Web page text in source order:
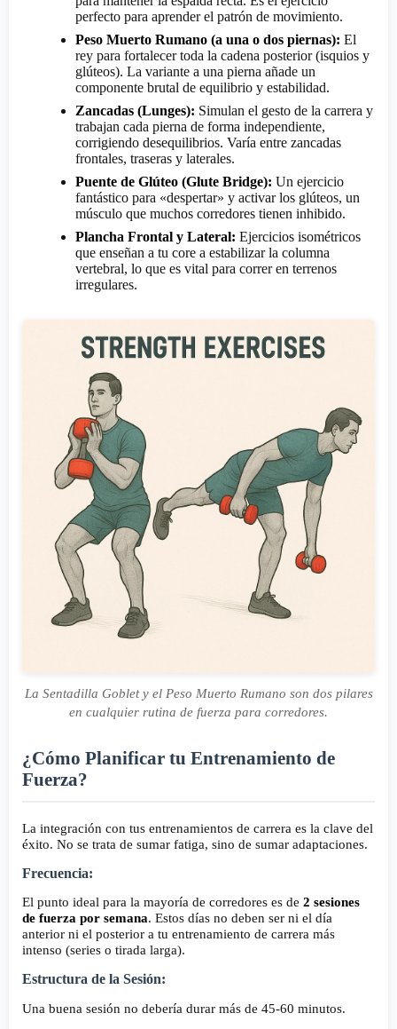
perfecto para aprender el patrón de movimiento.
Peso Muerto Rumano (a una o dos piernas): El
rey para fortalecer toda la cadena posterior (isquios y
glúteos). La variante a una pierna añade un
componente brutal de equilibrio y estabilidad.
Zancadas (Lunges): Simulan el gesto de la carrera y
trabajan cada pierna de forma independiente,
corrigiendo desequilibrios. Varía entre zancadas
frontales, traseras y laterales.
Puente de Glúteo (Glute Bridge): Un ejercicio
fantástico para «despertar» y activar los glúteos, un
músculo que muchos corredores tienen inhibido.
Plancha Frontal y Lateral: Ejercicios isométricos
que enseñan a tu core a estabilizar la columna
vertebral, lo que es vital para correr en terrenos
irregulares.
La Sentadilla Goblet y el Peso Muerto Rumano son dos pilares
en cualquier rutina de fuerza para corredores.
¿Cómo Planificar tu Entrenamiento de
Fuerza?
La integración con tus entrenamientos de carrera es la clave del
éxito. No se trata de sumar fatiga, sino de sumar adaptaciones.
Frecuencia:
El punto ideal para la mayoría de corredores es de 2 sesiones
de fuerza por semana. Estos días no deben ser ni el día
anterior ni el posterior a tu entrenamiento de carrera más
intenso (series o tirada larga).
Estructura de la Sesión:
Una buena sesión no debería durar más de 45-60 minutos.